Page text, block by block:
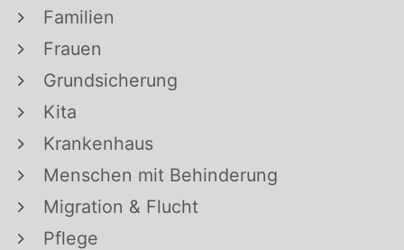
Familien
Frauen
Grundsicherung
Kita
Krankenhaus
Menschen mit Behinderung
Migration & Flucht
Pflege